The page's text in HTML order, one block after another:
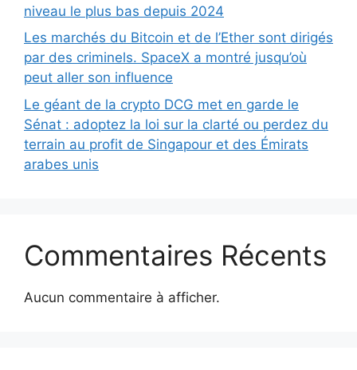
niveau le plus bas depuis 2024
Les marchés du Bitcoin et de l’Ether sont dirigés
par des criminels. SpaceX a montré jusqu’où
peut aller son influence
Le géant de la crypto DCG met en garde le
Sénat : adoptez la loi sur la clarté ou perdez du
terrain au profit de Singapour et des Émirats
arabes unis
Commentaires Récents
Aucun commentaire à afficher.